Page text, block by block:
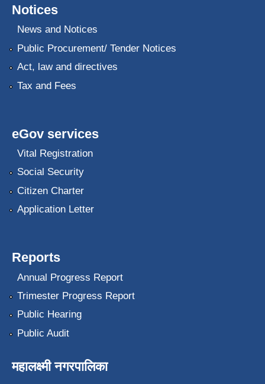
Notices
News and Notices
Public Procurement/ Tender Notices
Act, law and directives
Tax and Fees
eGov services
Vital Registration
Social Security
Citizen Charter
Application Letter
Reports
Annual Progress Report
Trimester Progress Report
Public Hearing
Public Audit
महालक्ष्मी नगरपालिका